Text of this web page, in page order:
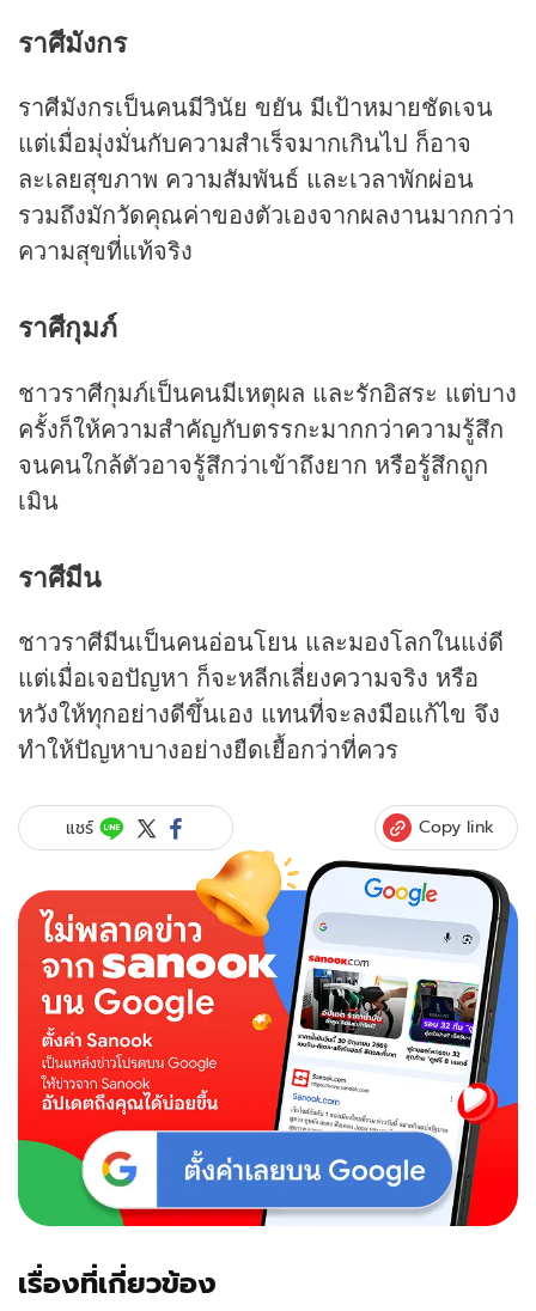
ราศีมังกร
ราศีมังกรเป็นคนมีวินัย ขยัน มีเป้าหมายชัดเจน
แต่เมื่อมุ่งมั่นกับความสำเร็จมากเกินไป ก็อาจ
ละเลยสุขภาพ ความสัมพันธ์ และเวลาพักผ่อน
รวมถึงมักวัดคุณค่าของตัวเองจากผลงานมากกว่า
ความสุขที่แท้จริง
ราศีกุมภ์
ชาวราศีกุมภ์เป็นคนมีเหตุผล และรักอิสระ แต่บาง
ครั้งก็ให้ความสำคัญกับตรรกะมากกว่าความรู้สึก
จนคนใกล้ตัวอาจรู้สึกว่าเข้าถึงยาก หรือรู้สึกถูก
เมิน
ราศีมีน
ชาวราศีมีนเป็นคนอ่อนโยน และมองโลกในแง่ดี
แต่เมื่อเจอปัญหา ก็จะหลีกเลี่ยงความจริง หรือ
หวังให้ทุกอย่างดีขึ้นเอง แทนที่จะลงมือแก้ไข จึง
ทำให้ปัญหาบางอย่างยืดเยื้อกว่าที่ควร
แชร์ Copy link
เรื่องที่เกี่ยวข้อง